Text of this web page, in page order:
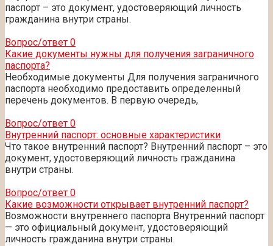
паспорт – это документ, удостоверяющий личность
гражданина внутри страны.
Вопрос/ответ 0
Какие документы нужны для получения заграничного
паспорта?
Необходимые документы Для получения заграничного
паспорта необходимо предоставить определенный
перечень документов. В первую очередь,
Вопрос/ответ 0
Внутренний паспорт: основные характеристики
Что такое внутренний паспорт? Внутренний паспорт – это
документ, удостоверяющий личность гражданина
внутри страны.
Вопрос/ответ 0
Какие возможности открывает внутренний паспорт?
Возможности внутреннего паспорта Внутренний паспорт
— это официальный документ, удостоверяющий
личность гражданина внутри страны.